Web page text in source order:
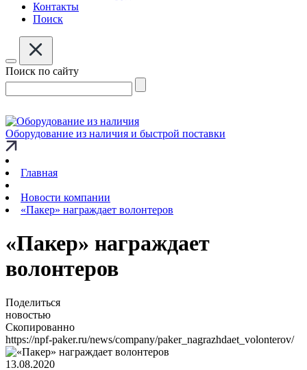
Контакты
Поиск
Поиск по сайту
Оборудование из наличия и быстрой поставки
Главная
Новости компании
«Пакер» награждает волонтеров
«Пакер» награждает
волонтеров
Поделиться
новостью
Скопированно
https://npf-paker.ru/news/company/paker_nagrazhdaet_volonterov/
13.08.2020